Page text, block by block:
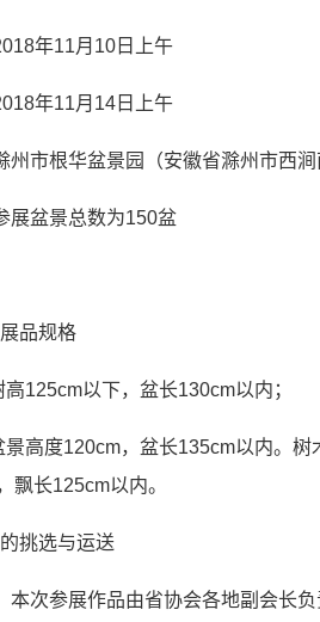
年11月10日上午
年11月14日上午
州市根华盆景园（安徽省滁州市西
展盆景总数为150盆
品规格
125cm以下，盆长130cm以内；
景高度120cm，盆长135cm以内。
飘长125cm以内。
挑选与运送
本次参展作品由省协会各地副会长